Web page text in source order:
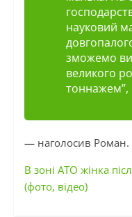
науковий
зможемо
великого
тоннажем”,
— наголосив Роман.
В зоні АТО жінка
(фото, відео)